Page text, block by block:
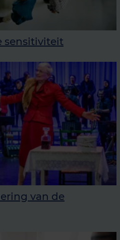
sensitiviteit
van de